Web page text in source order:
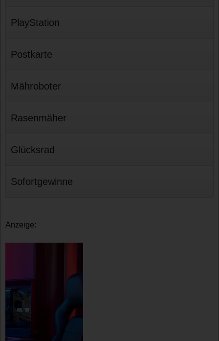
PlayStation
Postkarte
Mähroboter
Rasenmäher
Glücksrad
Sofortgewinne
Anzeige: